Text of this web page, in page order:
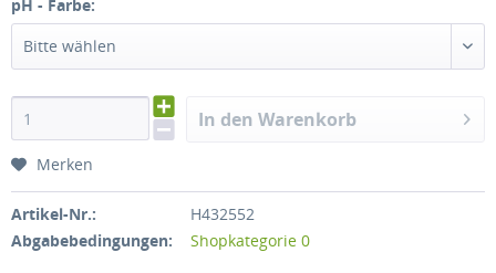
pH - Farbe:
Bitte wählen
In den Warenkorb
Merken
Artikel-Nr.:
H432552
Abgabebedingungen:
Shopkategorie 0